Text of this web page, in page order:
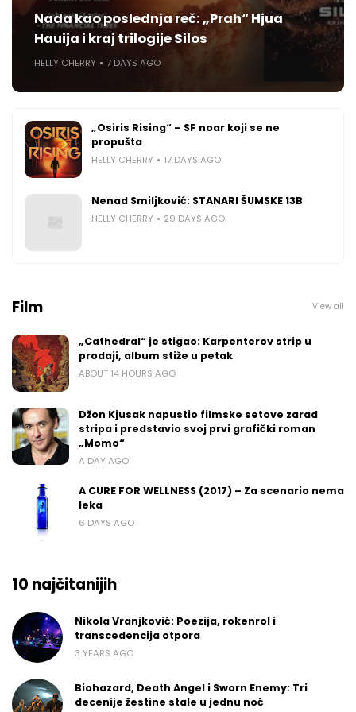
Nada kao poslednja reč: „Prah“ Hjua
Hauija i kraj trilogije Silos
HELLY CHERRY 7 DAYS AGO
„Osiris Rising“ – SF noar koji se ne
propušta
HELLY CHERRY 17 DAYS AGO
Nenad Smiljković: STANARI ŠUMSKE 13B
HELLY CHERRY 29 DAYS AGO
Film View all
„Cathedral“ je stigao: Karpenterov strip u
prodaji, album stiže u petak
ABOUT 14 HOURS AGO
Džon Kjusak napustio filmske setove zarad
stripa i predstavio svoj prvi grafički roman
„Momo“
A DAY AGO
A CURE FOR WELLNESS (2017) – Za scenario nema
leka
6 DAYS AGO
10 najčitanijih
Nikola Vranjković: Poezija, rokenrol i
transcedencija otpora
3 YEARS AGO
Biohazard, Death Angel i Sworn Enemy: Tri
decenije žestine stale u jednu noć